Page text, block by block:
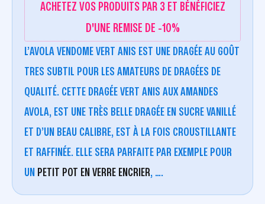
ACHETEZ VOS PRODUITS PAR 3 ET BÉNÉFICIEZ
D'UNE REMISE DE -10%
L’AVOLA VENDOME VERT ANIS EST UNE DRAGÉE AU GOÛT
TRES SUBTIL POUR LES AMATEURS DE DRAGÉES DE
QUALITÉ. CETTE DRAGÉE VERT ANIS AUX AMANDES
AVOLA, EST UNE TRÈS BELLE DRAGÉE EN SUCRE VANILLÉ
ET D’UN BEAU CALIBRE, EST À LA FOIS CROUSTILLANTE
ET RAFFINÉE. ELLE SERA PARFAITE PAR EXEMPLE POUR
UN PETIT POT EN VERRE ENCRIER, ….